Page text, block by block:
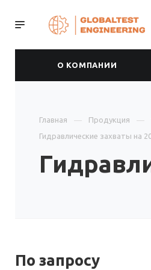
О КОМПАНИИ
Главная Продукция
Гидравлические захваты на
По запросу